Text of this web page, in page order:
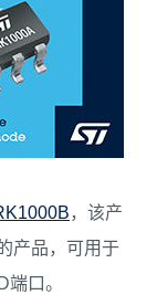
，该产
产品，可用于
口。